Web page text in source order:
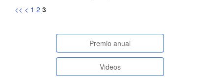
<< < 1 2 3
paginasespeciales
Premio anual
Videos